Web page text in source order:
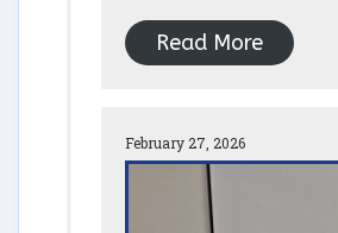
Read More
February 27, 2026